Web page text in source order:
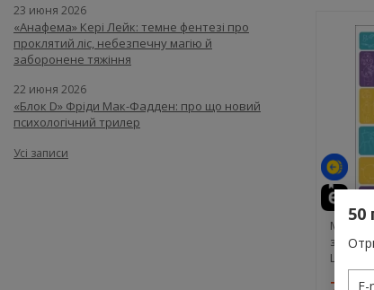
зошит.
23 июня 2026
«Анафема» Кері Лейк: темне фентезі про
проклятий ліс, небезпечну магію й
заборонене тяжіння
22 июня 2026
«Блок D» Фріди Мак-Фадден: про що новий
психологічний трилер
Усі записи
50